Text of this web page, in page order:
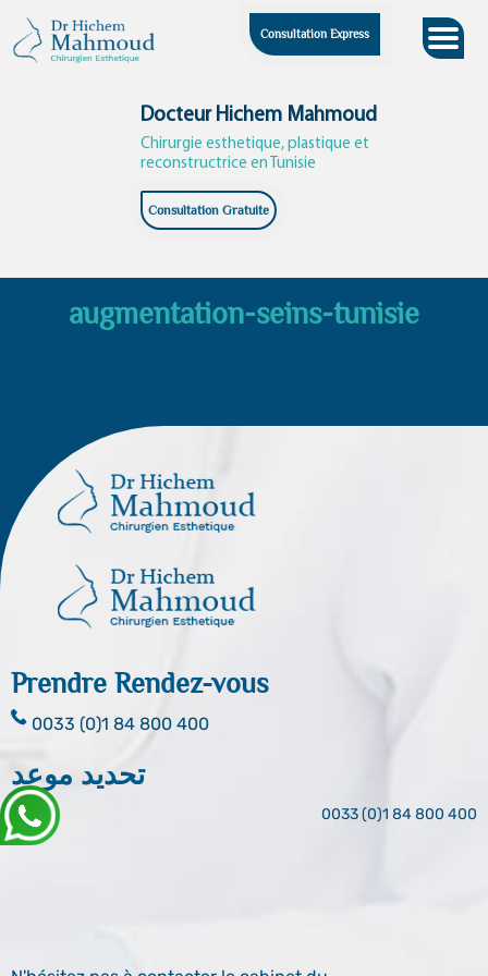
content
Consultation Express
Docteur Hichem Mahmoud
Chirurgie esthetique, plastique et
reconstructrice en Tunisie
Consultation Gratuite
augmentation-seins-tunisie
Prendre Rendez-vous
0033 (0)1 84 800 400
تحديد موعد
0033 (0)1 84 800 400